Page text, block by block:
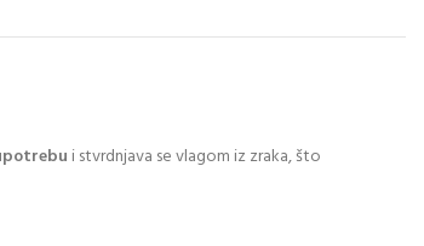
i stvrdnjava se vlagom iz zraka, što